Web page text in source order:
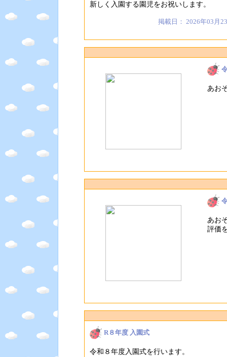
新しく入園する園児をお祝いします。
掲載日： 2026年03月
あお
あお
評価
R８年度 入園式
令和８年度入園式を行います。